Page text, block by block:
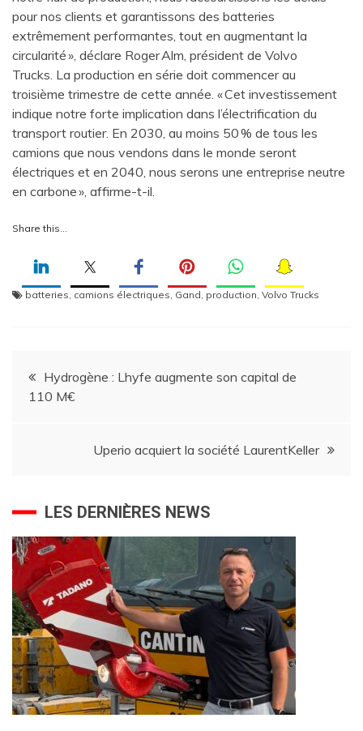
pour nos clients et garantissons des batteries
extrêmement performantes, tout en augmentant la
circularité », déclare Roger Alm, président de Volvo
Trucks. La production en série doit commencer au
troisième trimestre de cette année. « Cet investissement
indique notre forte implication dans l’électrification du
transport routier. En 2030, au moins 50 % de tous les
camions que nous vendons dans le monde seront
électriques et en 2040, nous serons une entreprise neutre
en carbone », affirme-t-il.
Share this…
batteries camions électriques Gand production Volvo Trucks
Navigation
de
l’article
Hydrogène : Lhyfe augmente son capital de
110 M€
Uperio acquiert la société LaurentKeller
LES DERNIÈRES NEWS